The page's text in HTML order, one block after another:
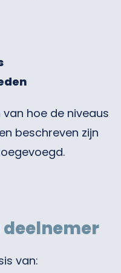
hoe de niveaus
beschreven zijn
van: